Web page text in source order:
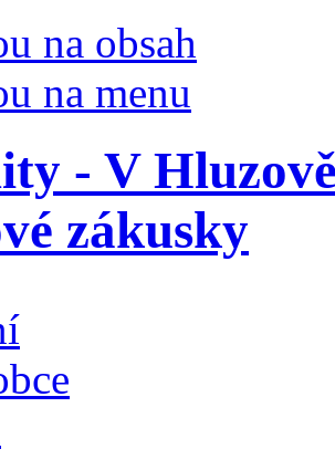
na obsah
na menu
- V
zákusky